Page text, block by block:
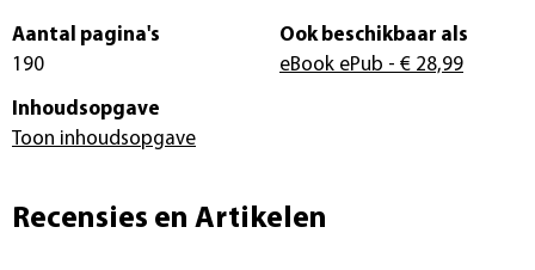
Aantal pagina's
190
Ook beschikbaar als
eBook ePub - € 28,99
Inhoudsopgave
Toon inhoudsopgave
Recensies en Artikelen